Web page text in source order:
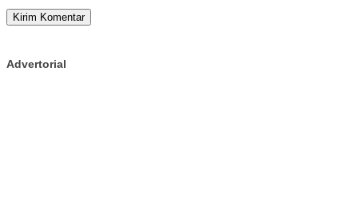
Advertorial